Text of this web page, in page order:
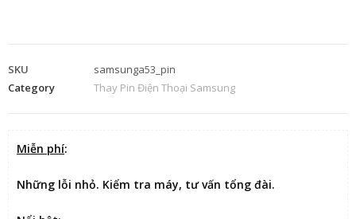
SKU
samsunga53_pin
Category
Thay Pin Điện Thoại Samsung
Miễn phí:
Những lỗi nhỏ. Kiểm tra máy, tư vấn tổng đài.